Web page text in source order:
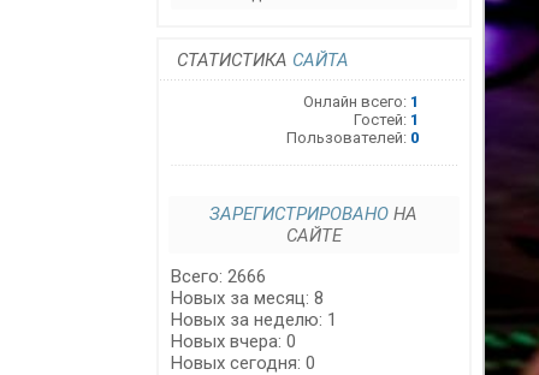
СТАТИСТИКА САЙТА
Онлайн всего: 1
Гостей: 1
Пользователей: 0
ЗАРЕГИСТРИРОВАНО НА
САЙТЕ
Всего: 2666
Новых за месяц: 8
Новых за неделю: 1
Новых вчера: 0
Новых сегодня: 0